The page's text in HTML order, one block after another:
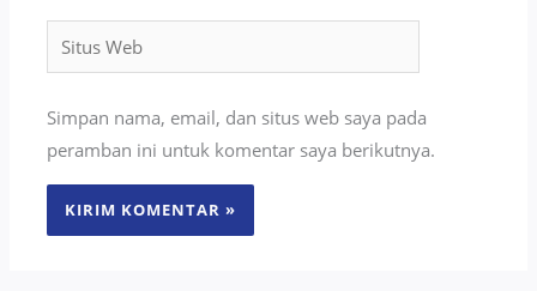
Web
Simpan nama, email, dan situs web saya pada
peramban ini untuk komentar saya berikutnya.